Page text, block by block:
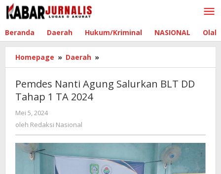
Lewati
ke
Beranda Daerah Hukum/Kriminal NASIONAL
Homepage » Daerah »
Nanti
Salurkan
Pemdes Nanti Agung Salurkan BLT DD
Tahap 1 TA 2024
Mei 5, 2024
Redaksi
oleh Redaksi Nasional